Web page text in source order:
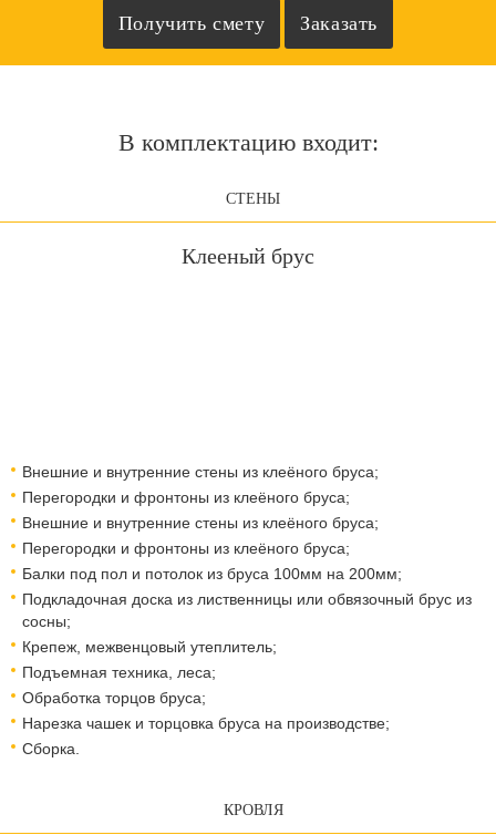
В комплектацию входит:
СТЕНЫ
Клееный брус
Внешние и внутренние стены из клеёного бруса;
Перегородки и фронтоны из клеёного бруса;
Внешние и внутренние стены из клеёного бруса;
Перегородки и фронтоны из клеёного бруса;
Балки под пол и потолок из бруса 100мм на 200мм;
Подкладочная доска из лиственницы или обвязочный брус из
сосны;
Крепеж, межвенцовый утеплитель;
Подъемная техника, леса;
Обработка торцов бруса;
Нарезка чашек и торцовка бруса на производстве;
Сборка.
КРОВЛЯ